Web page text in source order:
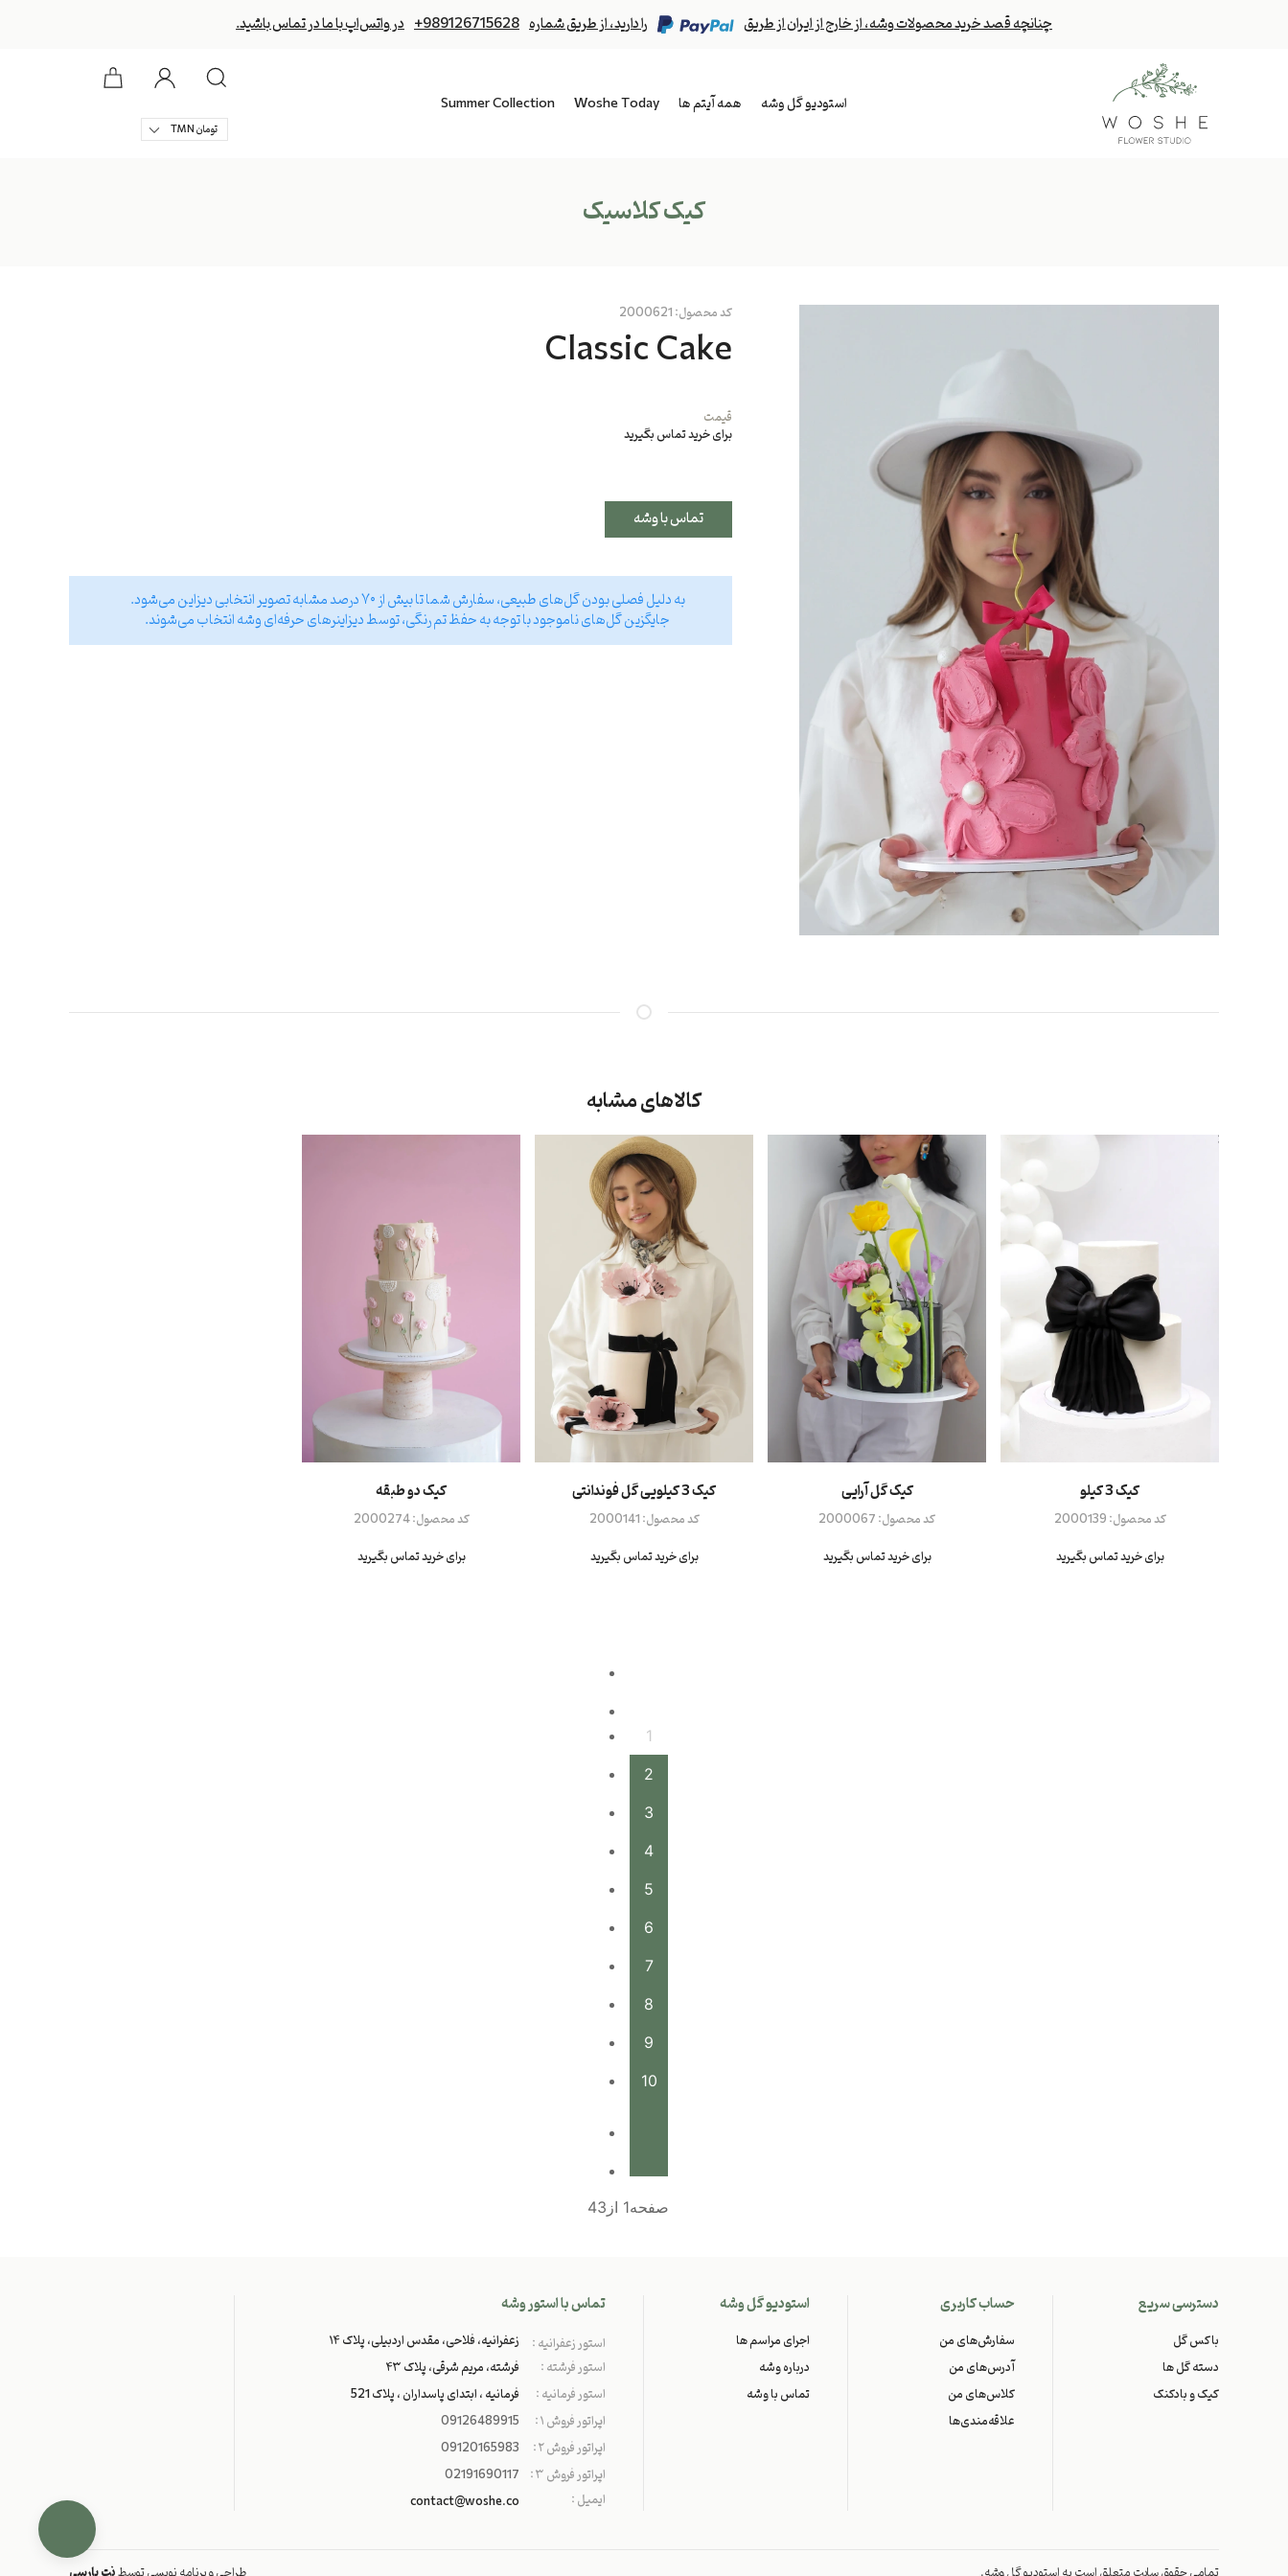
چنانچه قصد خرید محصولات وشه، از خارج از ایران از طریق را دارید، از طریق شماره +989126715628 در واتس‌اپ با ما در تماس باشید.
استودیو گل وشه همه آیتم ها Woshe Today
Summer Collection
کیک کلاسیک
کد محصول:2000621
Classic Cake
قیمت
برای خرید تماس بگیرید
تماس با وشه
به دلیل فصلی بودن گل‌های طبیعی، سفارش شما تا بیش از ۷۰ درصد مشابه تصویر انتخابی دیزاین می‌شود.
جایگزین گل‌های ناموجود با توجه به حفظ تم رنگی، توسط دیزاینر‌های حرفه‌ای وشه انتخاب می‌شوند.
کالاهای مشابه
کیک 3 کیلو
برای خرید تماس بگیرید
کد محصول:2000139
کیک گل آرایی
برای خرید تماس بگیرید
کد محصول:2000067
کیک 3 کیلویی گل فوندانتی
برای خرید تماس بگیرید
کد محصول:2000141
کیک دو طبقه
برای خرید تماس بگیرید
کد محصول:2000274
1
2
3
4
5
6
7
8
9
10
صفحه1 از43
دسترسی سریع
باکس گل
دسته گل ها
کیک و بادکنک
حساب کاربری
سفارش‌های من
آدرس‌های من
کلاس‌های من
علاقه‌مندی‌ها
استودیو گل وشه
اجرای مراسم ها
درباره وشه
تماس با وشه
تماس با استور وشه
استور زعفرانیه : زعفرانیه، فلاحی، مقدس اردبیلی، پلاک ۱۴
استور فرشته :
فرشته، مریم شرقی، پلاک ۴۳
استور فرمانیه :
فرمانیه ، ابتدای پاسداران ، پلاک 521
اپراتور فروش ۱ :
09126489915
اپراتور فروش ۲ :
09120165983
اپراتور فروش ۳ :
02191690117
ایمیل :
contact@woshe.co